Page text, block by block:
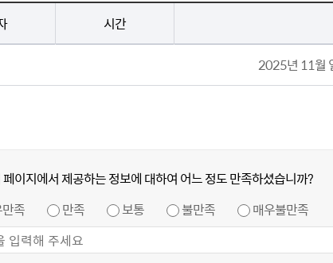
시간
2025년 11월
페이지에서 제공하는 정보에 대하여 어느 정도 만족하셨습니까?
족 만족 보통 불만족 매우불만족